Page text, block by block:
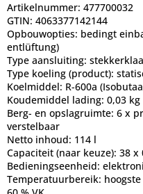
Artikelnummer: 477700032
GTIN: 4063377142144
Opbouwopties: bedingt
entlüftung)
Type aansluiting:
Type koeling (product):
Koelmiddel: R-600a
Koudemiddel lading: 0,03 kg
Berg- en opslagruimte: 6 x
verstelbaar
Netto inhoud: 114 l
Capaciteit (naar keuze): 38 x
Bedieningseenheid:
Temperatuurbereik: